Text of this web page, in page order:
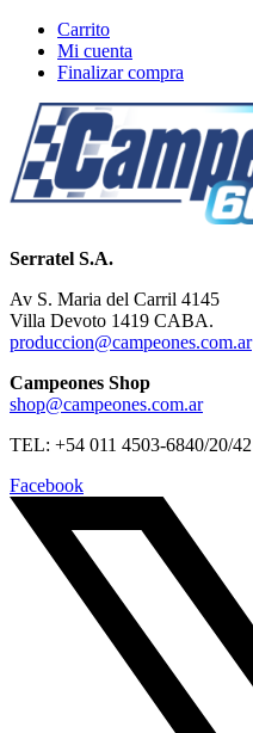
Carrito
Mi cuenta
Finalizar compra
Serratel S.A.
Av S. Maria del Carril 4145
Villa Devoto 1419 CABA.
produccion@campeones.com.ar
Campeones Shop
shop@campeones.com.ar
TEL: +54 011 4503-6840/20/42
Facebook